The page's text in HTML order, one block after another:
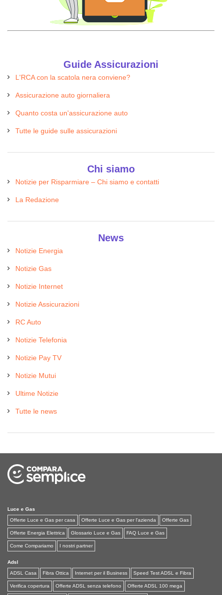
Guide Assicurazioni
L'RCA con la scatola nera conviene?
Assicurazione auto giornaliera
Quanto costa un'assicurazione auto
Tutte le guide sulle assicurazioni
Chi siamo
Notizie per Risparmiare – Chi siamo e contatti
La Redazione
News
Notizie Energia
Notizie Gas
Notizie Internet
Notizie Assicurazioni
RC Auto
Notizie Telefonia
Notizie Pay TV
Notizie Mutui
Ultime Notizie
Tutte le news
Luce e Gas
Offerte Luce e Gas per casa
Offerte Luce e Gas per l'azienda Offerte Gas
Offerte Energia Elettrica Glossario Luce e Gas FAQ Luce e Gas
Come Compariamo I nostri partner
Adsl
ADSL Casa
Fibra Ottica Internet per il Business Speed Test ADSL e Fibra
Verifica copertura Offerte ADSL senza telefono Offerte ADSL 100 mega